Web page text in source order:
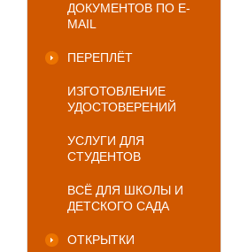
ДОКУМЕНТОВ ПО E-
MAIL
ПЕРЕПЛЁТ
ИЗГОТОВЛЕНИЕ
УДОСТОВЕРЕНИЙ
УСЛУГИ ДЛЯ
СТУДЕНТОВ
ВСЁ ДЛЯ ШКОЛЫ И
ДЕТСКОГО САДА
ОТКРЫТКИ